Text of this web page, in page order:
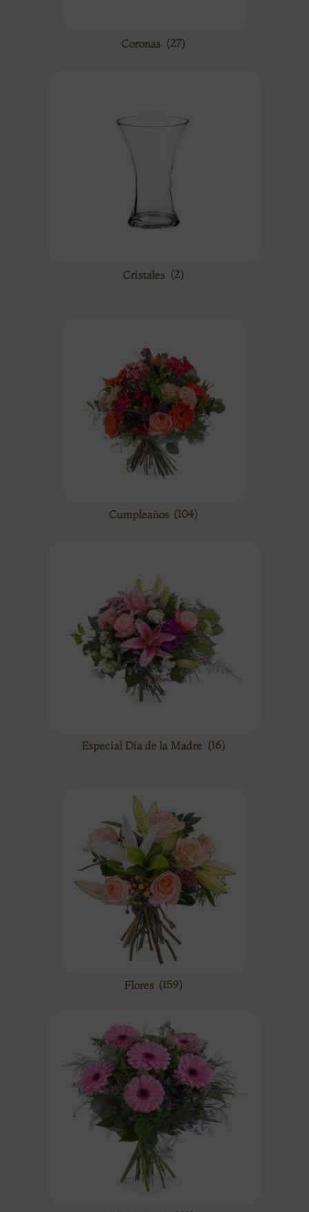
Coronas (27)
Cristales (2)
Cumpleaños (104)
Especial Día de la Madre (16)
Flores (159)